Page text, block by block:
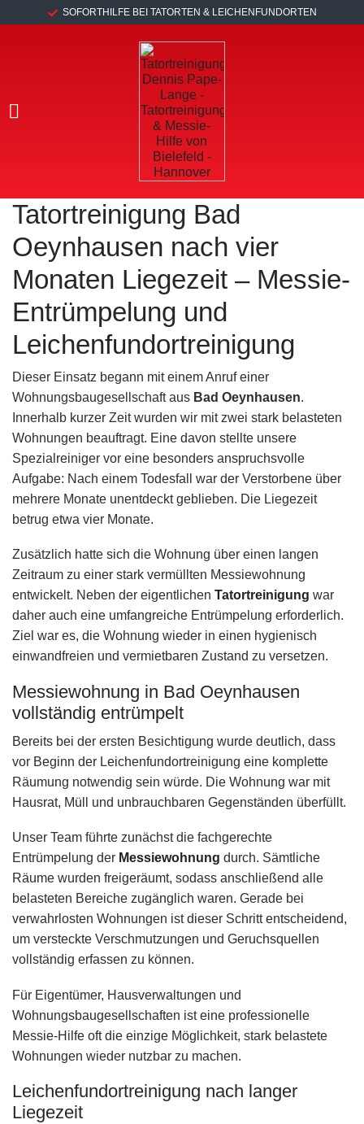
SOFORTHILFE BEI TATORTEN & LEICHENFUNDORTEN
Tatortreinigung Bad
Oeynhausen nach vier
Monaten Liegezeit – Messie-
Entrümpelung und
Leichenfundortreinigung
Dieser Einsatz begann mit einem Anruf einer
Wohnungsbaugesellschaft aus Bad Oeynhausen.
Innerhalb kurzer Zeit wurden wir mit zwei stark belasteten
Wohnungen beauftragt. Eine davon stellte unsere
Spezialreiniger vor eine besonders anspruchsvolle
Aufgabe: Nach einem Todesfall war der Verstorbene über
mehrere Monate unentdeckt geblieben. Die Liegezeit
betrug etwa vier Monate.
Zusätzlich hatte sich die Wohnung über einen langen
Zeitraum zu einer stark vermüllten Messiewohnung
entwickelt. Neben der eigentlichen Tatortreinigung war
daher auch eine umfangreiche Entrümpelung erforderlich.
Ziel war es, die Wohnung wieder in einen hygienisch
einwandfreien und vermietbaren Zustand zu versetzen.
Messiewohnung in Bad Oeynhausen
vollständig entrümpelt
Bereits bei der ersten Besichtigung wurde deutlich, dass
vor Beginn der Leichenfundortreinigung eine komplette
Räumung notwendig sein würde. Die Wohnung war mit
Hausrat, Müll und unbrauchbaren Gegenständen überfüllt.
Unser Team führte zunächst die fachgerechte
Entrümpelung der Messiewohnung durch. Sämtliche
Räume wurden freigeräumt, sodass anschließend alle
belasteten Bereiche zugänglich waren. Gerade bei
verwahrlosten Wohnungen ist dieser Schritt entscheidend,
um versteckte Verschmutzungen und Geruchsquellen
vollständig erfassen zu können.
Für Eigentümer, Hausverwaltungen und
Wohnungsbaugesellschaften ist eine professionelle
Messie-Hilfe oft die einzige Möglichkeit, stark belastete
Wohnungen wieder nutzbar zu machen.
Leichenfundortreinigung nach langer
Liegezeit